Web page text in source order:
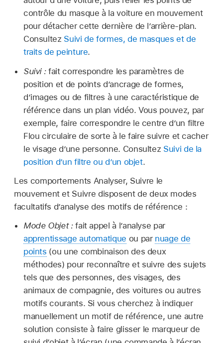
contrôle du masque à la voiture en mouvement
pour détacher cette dernière de l’arrière-plan.
Consultez Suivi de formes, de masques et de
traits de peinture.
Suivi :fait correspondre les paramètres de
position et de points d’ancrage de formes,
d’images ou de filtres à une caractéristique de
référence dans un plan vidéo. Vous pouvez, par
exemple, faire correspondre le centre d’un filtre
Flou circulaire de sorte à le faire suivre et cacher
le visage d’une personne. Consultez Suivi de la
position d’un filtre ou d’un objet.
Les comportements Analyser, Suivre le
mouvement et Suivre disposent de deux modes
facultatifs d’analyse des motifs de référence :
Mode Objet :fait appel à l’analyse par
apprentissage automatique ou par nuage de
points (ou une combinaison des deux
méthodes) pour reconnaître et suivre des sujets
tels que des personnes, des visages, des
animaux de compagnie, des voitures ou autres
motifs courants. Si vous cherchez à indiquer
manuellement un motif de référence, une autre
solution consiste à faire glisser le marqueur de